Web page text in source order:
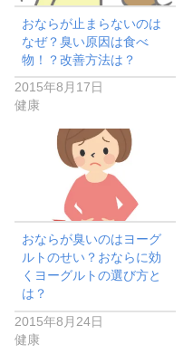
おならが止まらないのは
なぜ？臭い原因は食べ
物！？改善方法は？
2015年8月17日
健康
おならが臭いのはヨーグ
ルトのせい？おならに効
くヨーグルトの選び方と
は？
2015年8月24日
健康